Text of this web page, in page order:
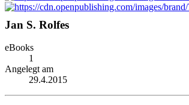
Jan S. Rolfes
eBooks
1
Angelegt am
29.4.2015